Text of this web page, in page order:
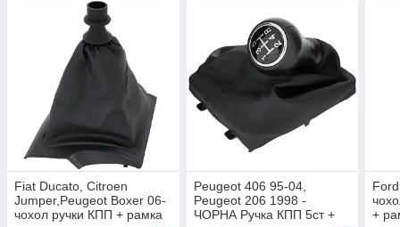
Fiat Ducato, Citroen
Jumper,Peugeot Boxer 06-
чохол ручки КПП + рамка
Peugeot 406 95-04,
Peugeot 206 1998 -
ЧОРНА Ручка КПП 5ст +
+